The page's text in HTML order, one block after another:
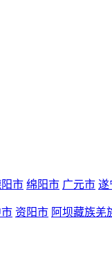
市 绵阳市 广元市 遂
市 资阳市 阿坝藏族羌